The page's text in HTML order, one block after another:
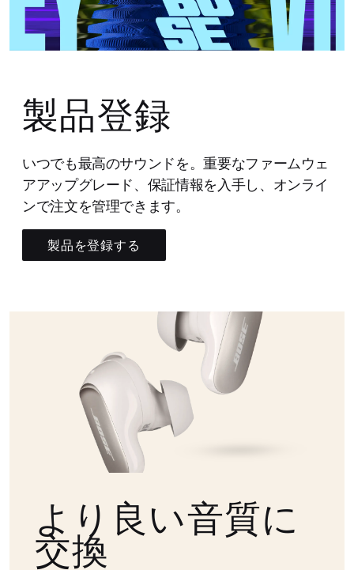
製品登録
いつでも最高のサウンドを。重要なファームウェ
アアップグレード、保証情報を入手し、オンライ
ンで注文を管理できます。
製品を登録する
より良い音質に
交換